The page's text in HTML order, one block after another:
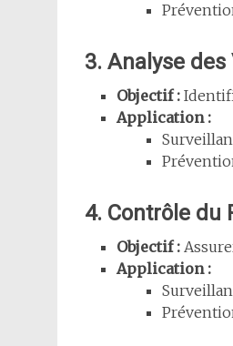
3. Analyse
Objectif :
Application :
4. Contrôle du
Objectif :
Application :